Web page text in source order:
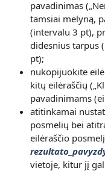
pavadinimas
tamsiai mėlyną,
(intervalu 3 pt),
didesnius tarpus
pt);
nukopijuokite
kitų eilėraščių
pavadinimams
atitinkamai
posmelių bei
eilėraščio
vietoje, kitur jį